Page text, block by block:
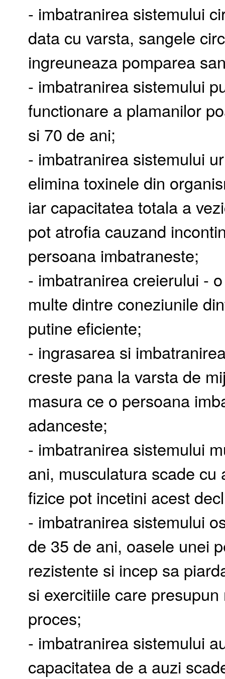
- imbatranirea sistemului
data cu varsta, sangele
ingreuneaza pomparea
- imbatranirea sistemului
functionare a plamanilor
si 70 de ani;
- imbatranirea sistemului
elimina toxinele din
iar capacitatea totala a
pot atrofia cauzand
persoana imbatraneste;
- imbatranirea creierului -
multe dintre coneziunile
putine eficiente;
- ingrasarea si
creste pana la varsta de
masura ce o persoana
adanceste;
- imbatranirea sistemului
ani, musculatura scade cu
fizice pot incetini acest
- imbatranirea sistemului
de 35 de ani, oasele unei
rezistente si incep sa
si exercitiile care
proces;
- imbatranirea sistemului
capacitatea de a auzi